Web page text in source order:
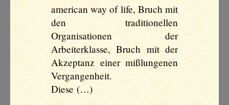
american way of life, Bruch mit
den traditionellen
Organisationen der
Arbeiterklasse, Bruch mit der
Akzeptanz einer mißlungenen
Vergangenheit.
Diese (…)